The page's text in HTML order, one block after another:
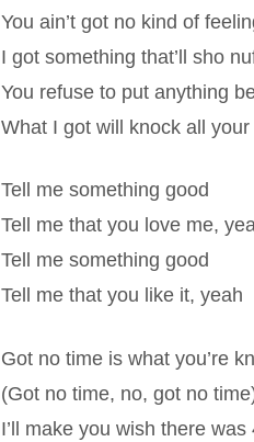
You ain’t got no kind of
I got something that’ll sho
You refuse to put anything
What I got will knock all
Tell me something good
Tell me that you love me,
Tell me something good
Tell me that you like it, yeah
Got no time is what you’re
(Got no time, no, got no
I’ll make you wish there